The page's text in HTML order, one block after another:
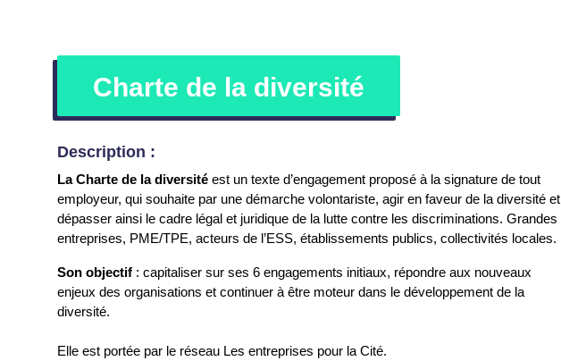
Charte de la diversité
Description :
La Charte de la diversité est un texte d’engagement proposé à la signature de tout
employeur, qui souhaite par une démarche volontariste, agir en faveur de la diversité et
dépasser ainsi le cadre légal et juridique de la lutte contre les discriminations. Grandes
entreprises, PME/TPE, acteurs de l’ESS, établissements publics, collectivités locales.
Son objectif : capitaliser sur ses 6 engagements initiaux, répondre aux nouveaux
enjeux des organisations et continuer à être moteur dans le développement de la
diversité.
Elle est portée par le réseau Les entreprises pour la Cité.